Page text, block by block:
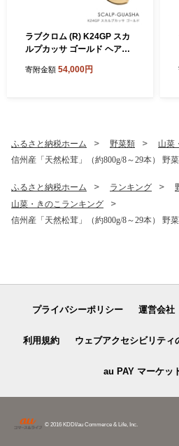
ラブクロム (R) K24GP スカ
ルプカッサ ゴールド ヘアコ
ECHROME さらつや ヘアケ
寄附金額 54,000円
ふるさと納税ホーム 野菜類
山菜
信州産「天然松茸」（約800g/8～29本） 野
ふるさと納税ホーム ランキング
山菜・きのこランキング
信州産「天然松茸」（約800g/8～29本） 野
プライバシーポリシー 運営会社
利用規約 ウェブアクセシビリティ
au PAY マーケッ
© 2016 KDDI/au Commerce & Life, Inc.